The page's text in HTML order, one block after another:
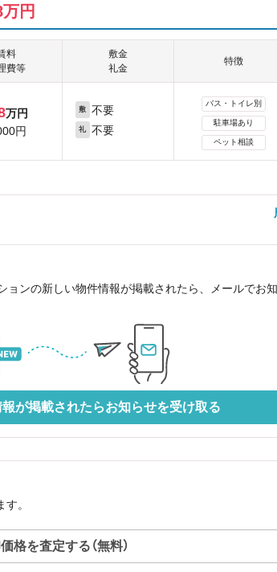
円
料
費等
敷金
礼金
特徴
万円
円
敷 不要
礼 不要
バス・トイレ別
駐車場あり
ペット相談
ンの新しい物件情報が掲載されたら、メールでお
が掲載されたらお知らせを受け取る
。
格を査定する（無料）